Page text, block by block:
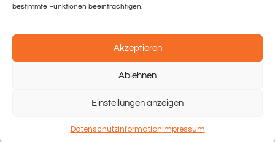
bestimmte Funktionen beeinträchtigen.
Akzeptieren
Ablehnen
Einstellungen anzeigen
DatenschutzinformationImpressum
Datenschutzinformation